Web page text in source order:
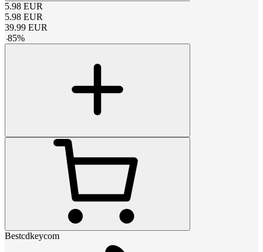
5.98 EUR
5.98 EUR
39.99 EUR
-85%
Bestcdkeycom